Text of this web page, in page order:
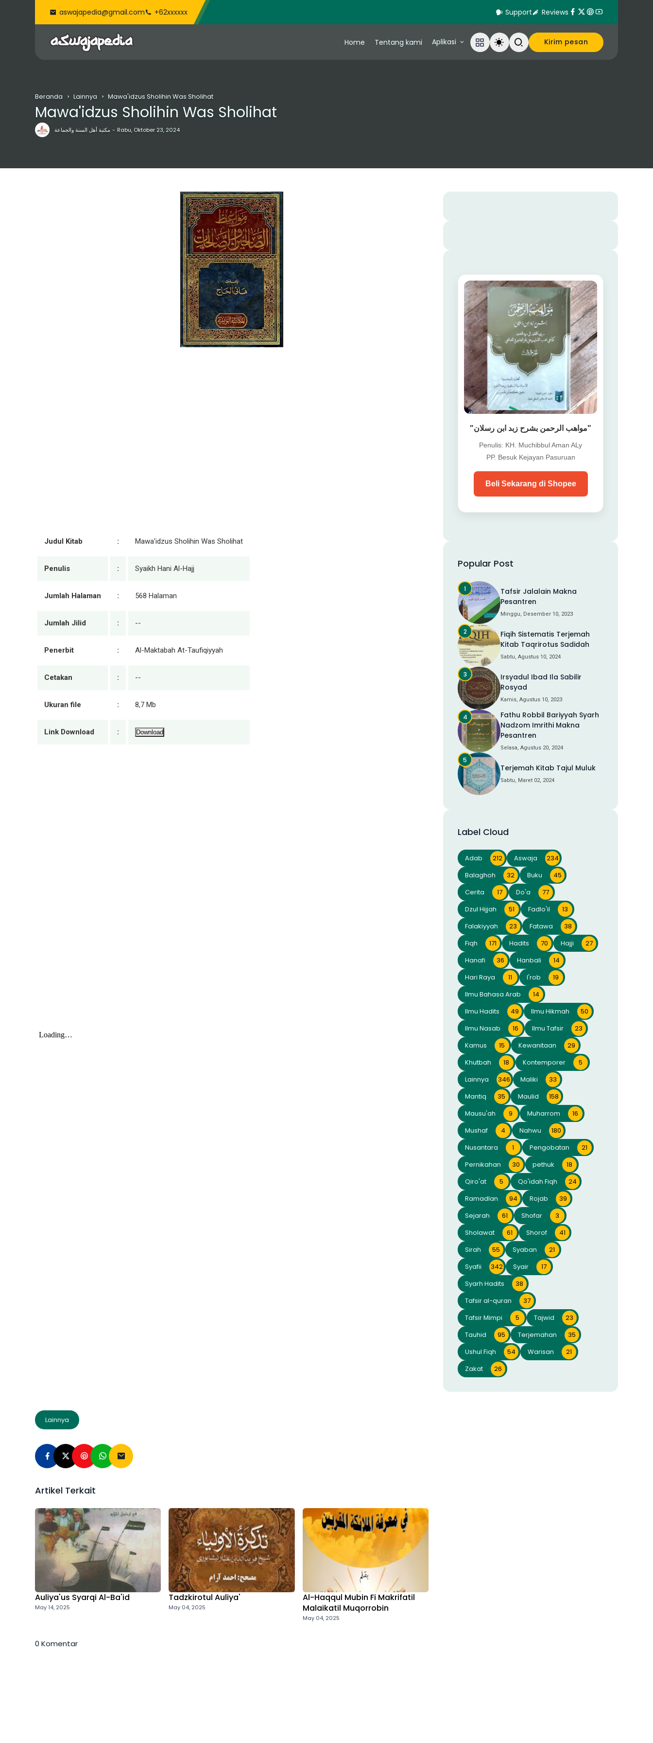
aswajapedia@gmail.com +62xxxxxx Support Reviews
Home Tentang kami Aplikasi Kirim pesan
Beranda Lainnya Mawa'idzus Sholihin Was Sholihat
مكتبة أهل السنة والجماعة Rabu, Oktober 23, 2024
Mawa'idzus Sholihin Was Sholihat
Judul Kitab : Mawa'idzus Sholihin Was Sholihat
Penulis : Syaikh Hani Al-Hajj
Jumlah Halaman : 568 Halaman
Jumlah Jilid : --
Penerbit : Al-Maktabah At-Taufiqiyyah
Cetakan : --
Ukuran file : 8,7 Mb
Link Download : Download
Lainnya
Artikel Terkait
Auliya'us Syarqi Al-Ba'id
May 14, 2025
Tadzkirotul Auliya'
May 04, 2025
Al-Haqqul Mubin Fi Makrifatil
Malaikatil Muqorrobin
May 04, 2025
0 Komentar
"مواهب الرحمن بشرح زبد ابن رسلان"
Penulis: KH. Muchibbul Aman ALy
PP. Besuk Kejayan Pasuruan
Beli Sekarang di Shopee
Popular Post
Tafsir Jalalain Makna
Pesantren
Minggu, Desember 10, 2023
Fiqih Sistematis Terjemah
Kitab Taqrirotus Sadidah
Sabtu, Agustus 10, 2024
Irsyadul Ibad Ila Sabilir
Rosyad
Kamis, Agustus 10, 2023
Fathu Robbil Bariyyah Syarh
Nadzom Imrithi Makna
Pesantren
Selasa, Agustus 20, 2024
Terjemah Kitab Tajul Muluk
Sabtu, Maret 02, 2024
Label Cloud
Adab 212 Aswaja
234
Balaghoh
32 Buku
45
Cerita
17 Do'a
77
Dzul Hijjah
51 Fadlo'il
13
Falakiyyah
23 Fatawa
38
Fiqh
171 Hadits 70 Hajji
27
Hanafi
36 Hanbali
14
Hari Raya
11 I'rob
19
Ilmu Bahasa Arab
14
Ilmu Hadits
49 Ilmu Hikmah
50
Ilmu Nasab
16 Ilmu Tafsir
23
Kamus
15 Kewanitaan
29
Khutbah
18 Kontemporer
5
Lainnya
346 Maliki
33
Mantiq
35 Maulid
158
Mausu'ah
9 Muharrom
16
Mushaf
4 Nahwu
180
Nusantara
1 Pengobatan
21
Pernikahan
30 pethuk
18
Qiro'at
5 Qo'idah Fiqh
24
Ramadlan
94 Rojab
39
Sejarah
61 Shofar
3
Sholawat
61 Shorof
41
Sirah
55 Syaban
21
Syafii
342 Syair
17
Syarh Hadits
38
Tafsir al-quran
37
Tafsir Mimpi
5 Tajwid
23
Tauhid
95 Terjemahan
35
Ushul Fiqh
54 Warisan
21
Zakat
26